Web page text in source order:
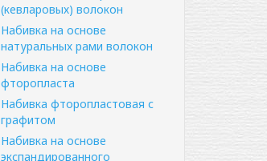
(кевларовых) волокон
Набивка на основе
натуральных рами волокон
Набивка на основе
фторопласта
Набивка фторопластовая с
графитом
Набивка на основе
экспандированного